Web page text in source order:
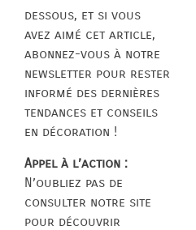
dessous, et si vous
avez aimé cet article,
abonnez-vous à notre
newsletter pour rester
informé des dernières
tendances et conseils
en décoration !
Appel à l’action :
N’oubliez pas de
consulter notre site
pour découvrir